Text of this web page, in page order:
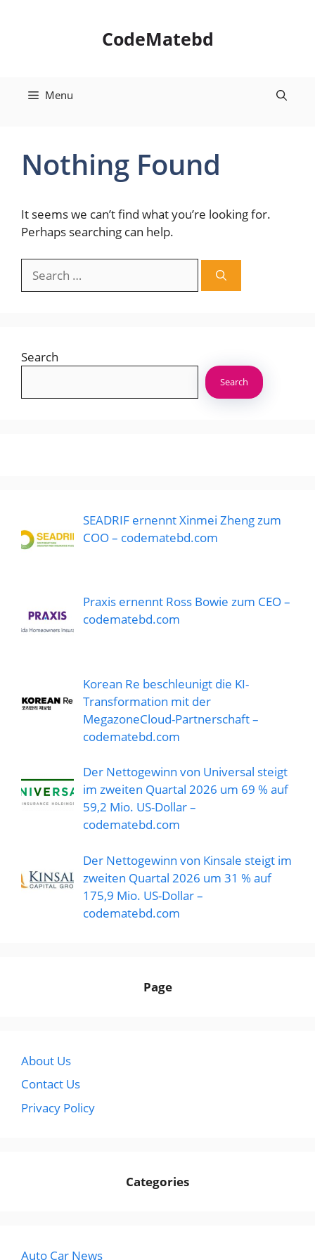
CodeMatebd
Menu
Nothing Found
It seems we can’t find what you’re looking for.
Perhaps searching can help.
for:
Search
Search
SEADRIF ernennt Xinmei Zheng zum
COO – codematebd.com
Praxis ernennt Ross Bowie zum CEO –
codematebd.com
Korean Re beschleunigt die KI-
Transformation mit der
MegazoneCloud-Partnerschaft –
codematebd.com
Der Nettogewinn von Universal steigt
im zweiten Quartal 2026 um 69 % auf
59,2 Mio. US-Dollar –
codematebd.com
Der Nettogewinn von Kinsale steigt im
zweiten Quartal 2026 um 31 % auf
175,9 Mio. US-Dollar –
codematebd.com
Page
About Us
Contact Us
Privacy Policy
Categories
Auto Car News